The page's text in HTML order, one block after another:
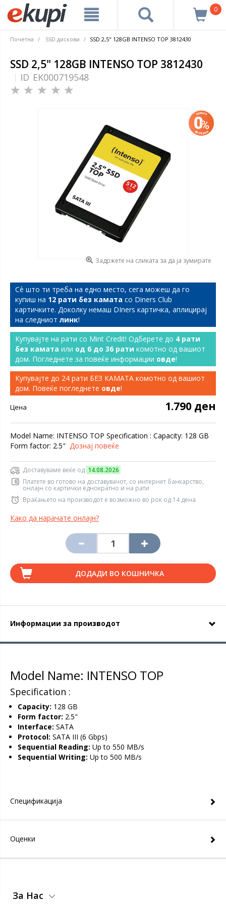
0
Почетна SSD дискови SSD 2,5" 128GB INTENSO TOP 3812430
SSD 2,5" 128GB INTENSO TOP 3812430
ID EK000719548
Задржете на сликата за да ја зумирате
Сѐ што ти треба на едно место, сега можеш да го
купиш на 12 рати без камата со Diners Club
картичките. Доколку немаш DIners картичка, аплицирај
на следниот линк!
Купувајте на рати со Mint Credit! Одберете до 4 рати
без камата или од 6 до 36 рати комотно од вашиот
дом. Погледнете за повеќе информации овде!
Купувајте до 24 рати БЕЗ КАМАТА комотно од вашиот
дом. Повеќе погледнете овде!
Цена 1.790 ден
Model Name: INTENSO TOP Specification : Capacity: 128 GB
Form factor: 2.5" Дознај повеќе
Доставуваме веќе од 14.08.2026
Платете во готово на доставувачот, со интернет банкарство,
онлајн со картички еднократно и на рати
Враќањето на производот е возможно во рок од 14 дена
Како да нарачате онлајн?
ДОДАДИ ВО КОШНИЧКА
Информации за производот
Model Name: INTENSO TOP
Specification :
Capacity: 128 GB
Form factor: 2.5"
Interface: SATA
Protocol: SATA III (6 Gbps)
Sequential Reading: Up to 550 MB/s
Sequential Writing: Up to 500 MB/s
Спецификација
Оценки
За Нас